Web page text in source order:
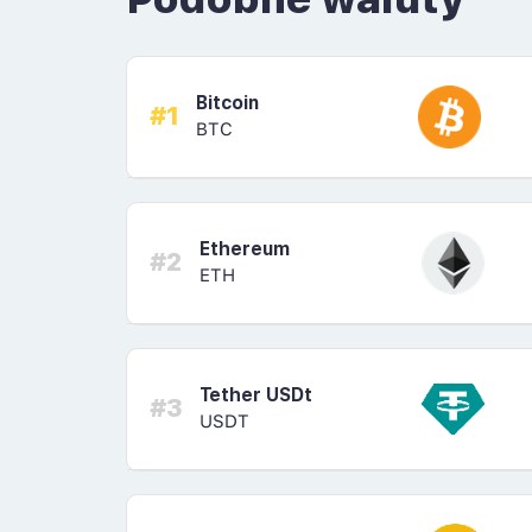
#1
Bitcoin
BTC
#2
Ethereum
ETH
#3
Tether USDt
USDT